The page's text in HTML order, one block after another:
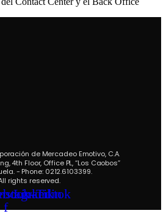
de Mercadeo Emotivo, C.A.
4th Floor, Office PL, “Los Caobos”
- Phone: 0212.6103399.
rights reserved.
f
Linkedin
Tiktok